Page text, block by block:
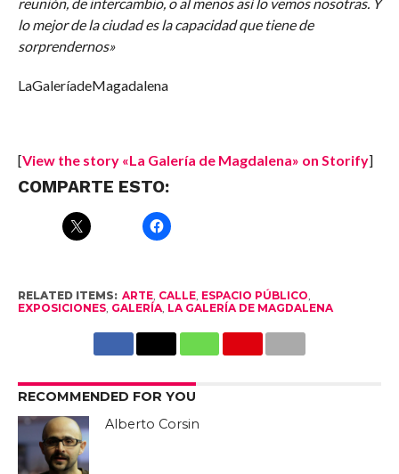
lo mejor de la ciudad es la capacidad que tiene de
sorprendernos»
LaGaleríadeMagadalena
[View the story «La Galería de Magdalena» on Storify]
COMPARTE ESTO:
RELATED ITEMS: ARTE, CALLE, ESPACIO PÚBLICO,
EXPOSICIONES, GALERÍA, LA GALERÍA DE MAGDALENA
RECOMMENDED FOR YOU
Alberto Corsin